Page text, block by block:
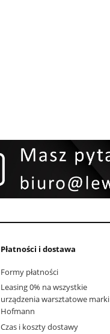
Płatności i dostawa
Formy płatności
Leasing 0% na wszystkie
urządzenia warsztatowe marki
Hofmann
Czas i koszty dostawy